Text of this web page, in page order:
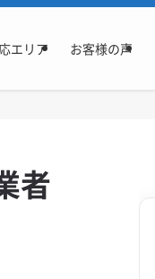
エリア お客様の声
者